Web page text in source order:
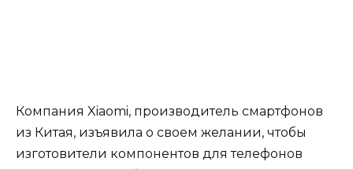
Компания Xiaomi, производитель смартфонов
из Китая, изъявила о своем желании, чтобы
изготовители компонентов для телефонов